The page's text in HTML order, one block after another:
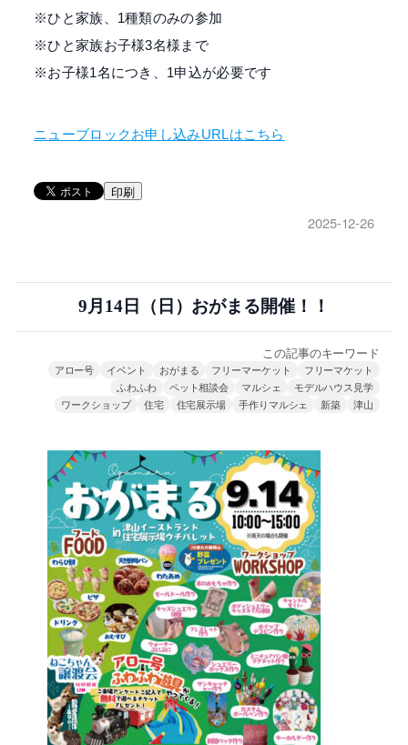
※ひと家族、1種類のみの参加
※ひと家族お子様3名様まで
※お子様1名につき、1申込が必要です
ニューブロックお申し込みURLはこちら
印刷
2025-12-26
9月14日（日）おがまる開催！！
この記事のキーワード
アロー号 イベント おがまる フリーマーケット
フリーマケット
ふわふわ
ペット相談会 マルシェ
モデルハウス見学
ワークショップ
住宅 住宅展示場 手作りマルシェ 新築 津山